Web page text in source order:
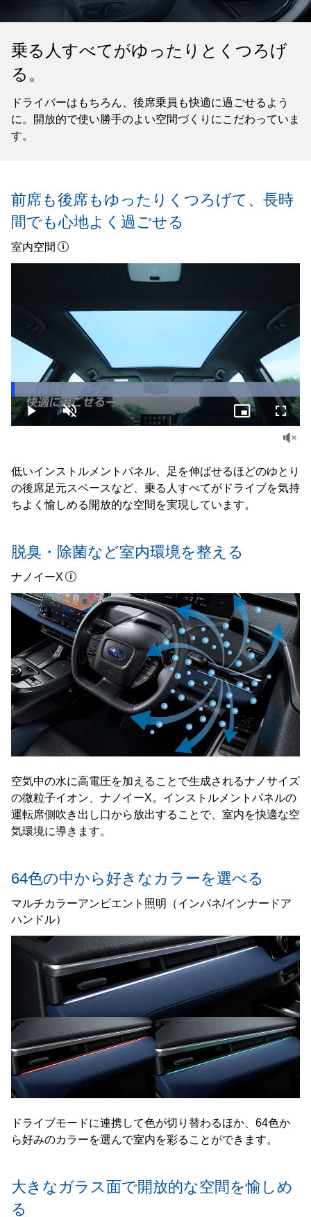
乗る人すべてがゆったりとくつろげ
る。
ドライバーはもちろん、後席乗員も快適に過ごせるよう
に。開放的で使い勝手のよい空間づくりにこだわっていま
す。
前席も後席もゆったりくつろげて、 長時
間でも心地よく過ごせる
室内空間
低いインストルメントパネル、足を伸ばせるほどのゆとり
の後席足元スペースなど、乗る人すべてがドライブを気持
ちよく愉しめる開放的な空間を実現しています。
Play Unmute
100.00%
Picture-
in-
脱臭・除菌など室内環境を整える
ナノイーX
空気中の水に高電圧を加えることで生成されるナノサイズ
の微粒子イオン、ナノイーX。インストルメントパネルの
運転席側吹き出し口から放出することで、室内を快適な空
気環境に導きます。
64色の中から好きなカラーを選べる
マルチカラーアンビエント照明（インパネ/インナードア
ハンドル）
ドライブモードに連携して色が切り替わるほか、64色か
ら好みのカラーを選んで室内を彩ることができます。
大きなガラス面で開放的な空間を愉しめ
る